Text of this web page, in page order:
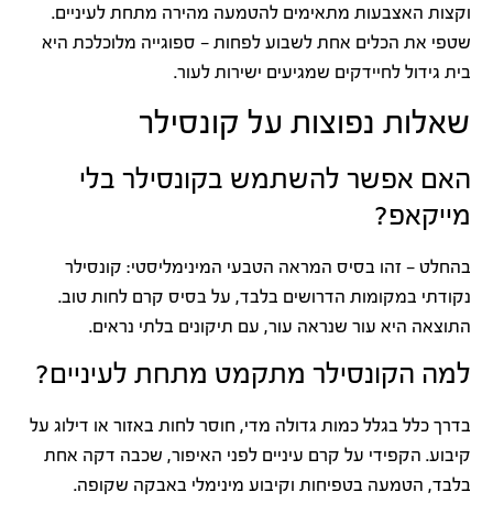
וקצות האצבעות מתאימים להטמעה מהירה מתחת לעיניים.
שטפי את הכלים אחת לשבוע לפחות — ספוגייה מלוכלכת היא
בית גידול לחיידקים שמגיעים ישירות לעור.
שאלות נפוצות על קונסילר
האם אפשר להשתמש בקונסילר בלי
מייקאפ?
בהחלט — זהו בסיס המראה הטבעי המינימליסטי: קונסילר
נקודתי במקומות הדרושים בלבד, על בסיס קרם לחות טוב.
התוצאה היא עור שנראה עור, עם תיקונים בלתי נראים.
למה הקונסילר מתקמט מתחת לעיניים?
בדרך כלל בגלל כמות גדולה מדי, חוסר לחות באזור או דילוג על
קיבוע. הקפידי על קרם עיניים לפני האיפור, שכבה דקה אחת
בלבד, הטמעה בטפיחות וקיבוע מינימלי באבקה שקופה.